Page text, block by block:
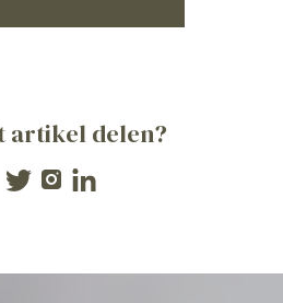
artikel delen?